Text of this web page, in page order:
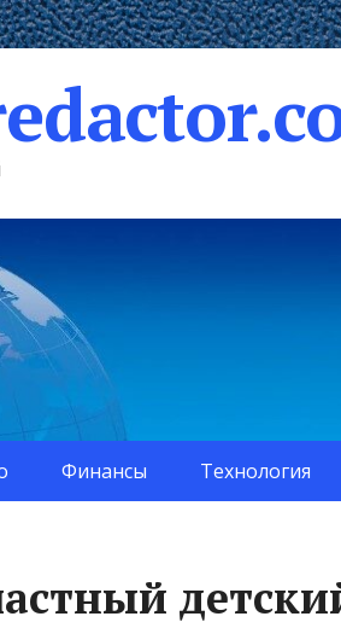
Финансы Технология